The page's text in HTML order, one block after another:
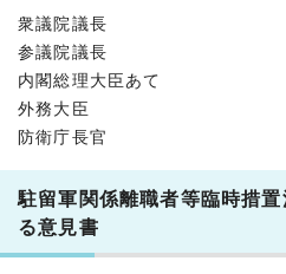
衆議院議長
参議院議長
内閣総理大臣あて
外務大臣
防衛庁長官
駐留軍関係離職者等臨時措
る意見書